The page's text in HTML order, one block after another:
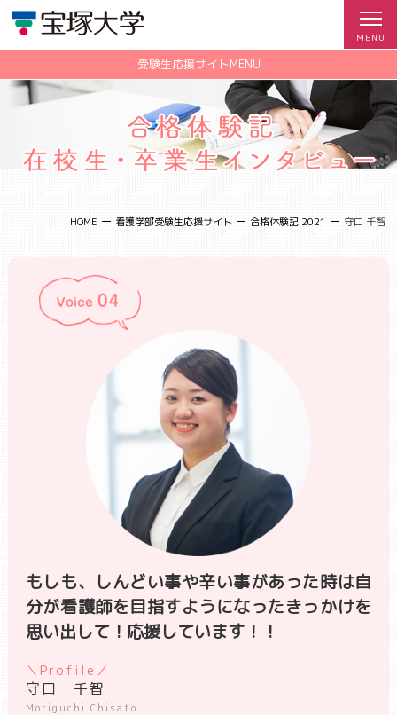
受験生応援サイトMENU
HOME 看護学部受験生応援サイト 合格体験記 2021 守口 千智
もしも、しんどい事や辛い事があった時は自
分が看護師を目指すようになったきっかけを
思い出して！応援しています！！
＼Profile／
守口 千智
Moriguchi Chisato